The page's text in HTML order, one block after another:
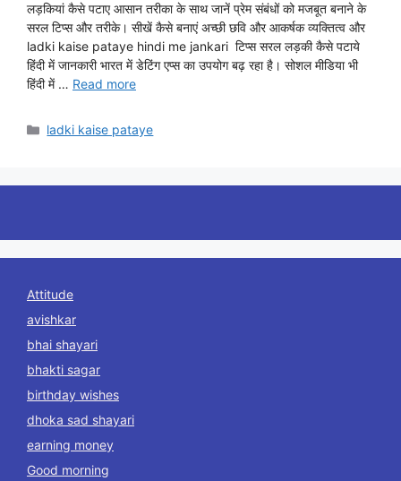
लड़कियां कैसे पटाए आसान तरीका के साथ जानें प्रेम संबंधों को मजबूत बनाने के
सरल टिप्स और तरीके। सीखें कैसे बनाएं अच्छी छवि और आकर्षक व्यक्तित्व और
ladki kaise pataye hindi me jankari टिप्स सरल लड़की कैसे पटाये
हिंदी में जानकारी भारत में डेटिंग एप्स का उपयोग बढ़ रहा है। सोशल मीडिया भी
हिंदी में … Read more
Categories
ladki kaise pataye
Attitude
avishkar
bhai shayari
bhakti sagar
birthday wishes
dhoka sad shayari
earning money
Good morning